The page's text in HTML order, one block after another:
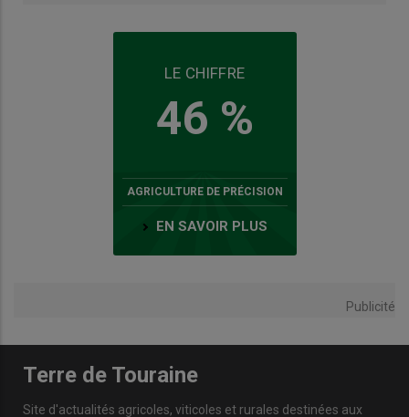
LE CHIFFRE
46 %
AGRICULTURE DE PRÉCISION
EN SAVOIR PLUS
Publicité
Terre de Touraine
Site d'actualités agricoles, viticoles et rurales destinées aux